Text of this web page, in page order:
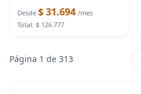
Desde $ 31.694 /mes
Total: $ 126.777
Página 1 de 313